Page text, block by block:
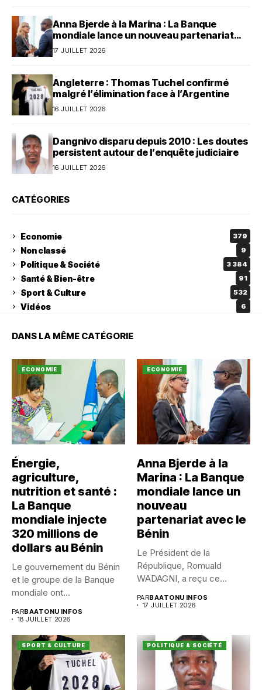
Anna Bjerde à la Marina : La Banque
mondiale lance un nouveau partenariat
avec le Bénin
17 JUILLET 2026
Angleterre : Thomas Tuchel confirmé
malgré l’élimination face à l’Argentine
16 JUILLET 2026
Dangnivo disparu depuis 2010 : Les doutes
persistent autour de l’enquête judiciaire
16 JUILLET 2026
CATÉGORIES
Economie 379
Non classé 9
Politique & Société 3 384
Santé & Bien-être 91
Sport & Culture 532
Vidéos 6
DANS LA MÊME CATÉGORIE
ECONOMIE
Énergie,
agriculture,
nutrition et santé :
La Banque
mondiale injecte
320 millions de
dollars au Bénin
Le gouvernement du Bénin
et le groupe de la Banque
mondiale ont...
PARBAATONU INFOS
18 JUILLET 2026
ECONOMIE
Anna Bjerde à la
Marina : La Banque
mondiale lance un
nouveau
partenariat avec le
Bénin
Le Président de la
République, Romuald
WADAGNI, a reçu ce
PARBAATONU INFOS
17 JUILLET 2026
SPORT & CULTURE POLITIQUE & SOCIÉTÉ